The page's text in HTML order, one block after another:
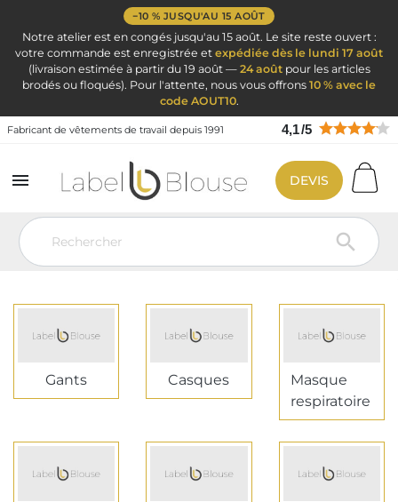
−10 % JUSQU'AU 15 AOÛT
Notre atelier est en congés jusqu'au 15 août. Le site reste ouvert :
votre commande est enregistrée et expédiée dès le lundi 17 août
(livraison estimée à partir du 19 août — 24 aoûtpour les articles
brodés ou floqués). Pour l'attente, nous vous offrons 10 % avec le
code AOUT10.
Fabricant de vêtements de travail depuis 1991 4,1/5


DEVIS
Vêtement de travail EPI : Equipement Protection Individuel
EPI : EQUIPEMENT DE PROTECTION
INDIVIDUEL POUR LA TÊTE, LES MAINS,
LES PIEDS ET LE CORPS - PAGE 7
Gants Casques
Masque
respiratoire